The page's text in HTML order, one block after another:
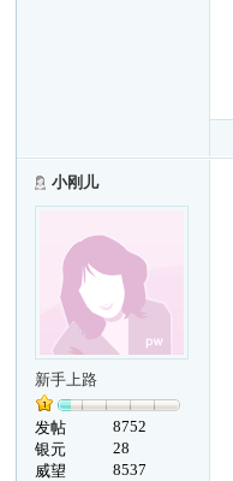
小刚儿
新手上路
发帖
8752
银元
28
威望
8537